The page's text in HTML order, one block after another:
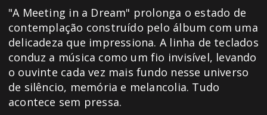
"A Meeting in a Dream" prolonga o estado de
contemplação construído pelo álbum com uma
delicadeza que impressiona. A linha de teclados
conduz a música como um fio invisível, levando
o ouvinte cada vez mais fundo nesse universo
de silêncio, memória e melancolia. Tudo
acontece sem pressa.